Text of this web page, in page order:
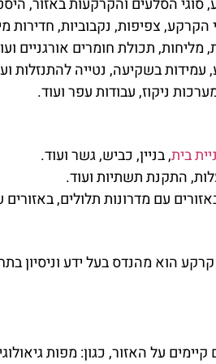
הקרקע, צפיפות, נקבוביות, חדירות
מליחות, תכולת חומרים אורגניים
עמידות בשקיעה, נטייה להתנזלות
ניקוז, עבודות עפר ועוד.
בית, בניין, כביש, גשר ועוד.
התקנת תשתיות ועוד.
עם מדרונות תלולים, באזורים
הוא מהנדס בעל ידע וניסיון
על האזור, כגון: מפות